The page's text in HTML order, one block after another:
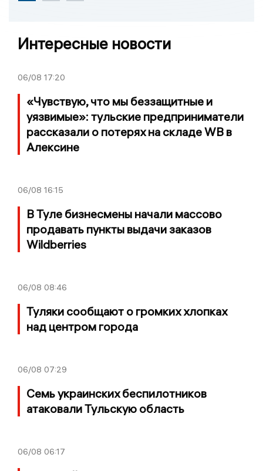
Интересные новости
06/08 17:20
«Чувствую, что мы беззащитные и
уязвимые»: тульские предприниматели
рассказали о потерях на складе WB в
Алексине
06/08 16:15
В Туле бизнесмены начали массово
продавать пункты выдачи заказов
Wildberries
06/08 08:46
Туляки сообщают о громких хлопках
над центром города
06/08 07:29
Семь украинских беспилотников
атаковали Тульскую область
06/08 06:17